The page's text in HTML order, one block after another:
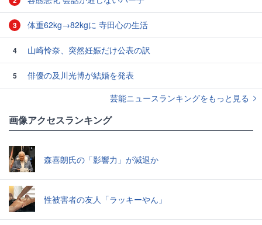
3 体重62kg→82kgに 寺田心の生活
4 山崎怜奈、突然妊娠だけ公表の訳
5
俳優の及川光博が結婚を発表
芸能ニュースランキングをもっと見る
画像アクセスランキング
森喜朗氏の「影響力」が減退か
性被害者の友人「ラッキーやん」